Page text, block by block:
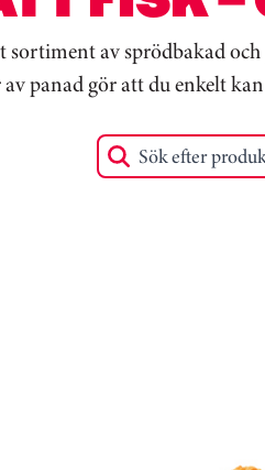
sortiment av sprödbakad
panad gör att du enkelt
Sök efter produkten